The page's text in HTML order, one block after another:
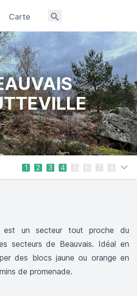
Carte
1 2 3 4 5 6 7 8
est un secteur tout proche du
secteurs de Beauvais. Idéal en
des blocs jaune ou orange en
de promenade.